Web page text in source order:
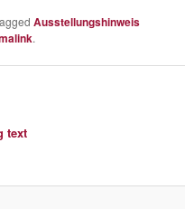
Ausstellungshinweis
.
text